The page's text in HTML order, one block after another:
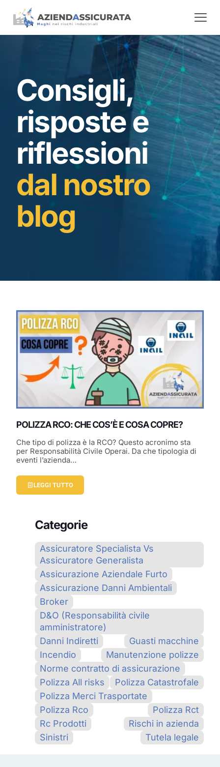
Consigli,
risposte e
riflessioni
dal nostro
blog
POLIZZA RCO: CHE COS’È E COSA COPRE?
Che tipo di polizza è la RCO? Questo acronimo sta
per Responsabilità Civile Operai. Da che tipologia di
eventi l’azienda…
LEGGI TUTTO
Categorie
Assicuratore Specialista Vs
Assicuratore Generalista
Assicurazione Aziendale Furto
Assicurazione Danni Ambientali
Broker
D&O (Responsabilità civile
amministratore)
Danni Indiretti
Guasti macchine
Incendio
Manutenzione polizze
Norme contratto di assicurazione
Polizza All risks
Polizza Catastrofale
Polizza Merci Trasportate
Polizza Rco
Polizza Rct
Rc Prodotti
Rischi in azienda
Sinistri
Tutela legale